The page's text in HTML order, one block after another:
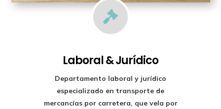

Laboral & Jurídico
Departamento laboral y jurídico
especializado en transporte de
mercancías por carretera, que vela por